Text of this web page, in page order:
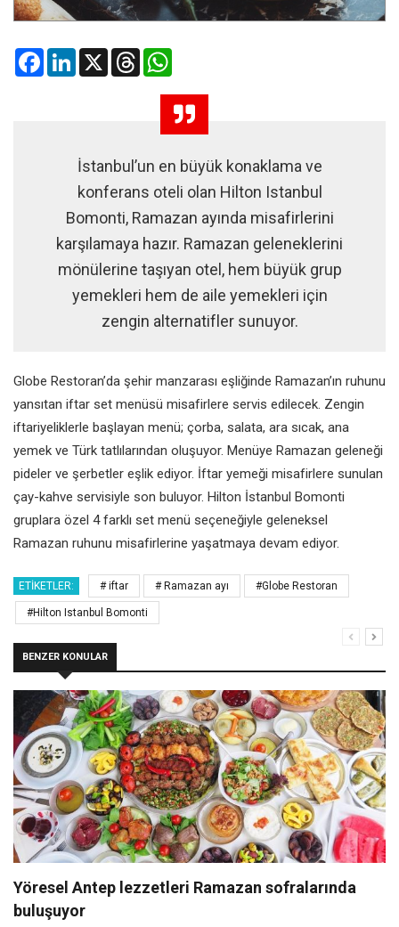
FacebookLinkedIn
X Threads
İstanbul’un en büyük konaklama ve
konferans oteli olan Hilton Istanbul
Bomonti, Ramazan ayında misafirlerini
karşılamaya hazır. Ramazan geleneklerini
mönülerine taşıyan otel, hem büyük grup
yemekleri hem de aile yemekleri için
zengin alternatifler sunuyor.
Globe Restoran’da şehir manzarası eşliğinde Ramazan’ın ruhunu
yansıtan iftar set menüsü misafirlere servis edilecek. Zengin
iftariyeliklerle başlayan menü; çorba, salata, ara sıcak, ana
yemek ve Türk tatlılarından oluşuyor. Menüye Ramazan geleneği
pideler ve şerbetler eşlik ediyor. İftar yemeği misafirlere sunulan
çay-kahve servisiyle son buluyor. Hilton İstanbul Bomonti
gruplara özel 4 farklı set menü seçeneğiyle geleneksel
Ramazan ruhunu misafirlerine yaşatmaya devam ediyor.
ETIKETLER: # iftar # Ramazan ayı #Globe Restoran
#Hilton Istanbul Bomonti
BENZER KONULAR
Yöresel Antep lezzetleri Ramazan sofralarında
buluşuyor